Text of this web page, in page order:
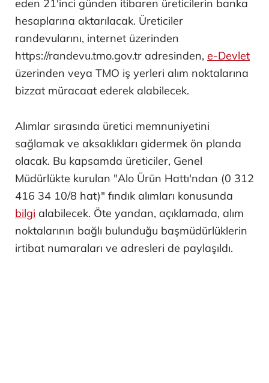
eden 21'inci günden itibaren üreticilerin banka
hesaplarına aktarılacak. Üreticiler
randevularını, internet üzerinden
https://randevu.tmo.gov.tr adresinden, e-Devlet
üzerinden veya TMO iş yerleri alım noktalarına
bizzat müracaat ederek alabilecek.
Alımlar sırasında üretici memnuniyetini
sağlamak ve aksaklıkları gidermek ön planda
olacak. Bu kapsamda üreticiler, Genel
Müdürlükte kurulan "Alo Ürün Hattı'ndan (0 312
416 34 10/8 hat)" fındık alımları konusunda
bilgi alabilecek. Öte yandan, açıklamada, alım
noktalarının bağlı bulunduğu başmüdürlüklerin
irtibat numaraları ve adresleri de paylaşıldı.